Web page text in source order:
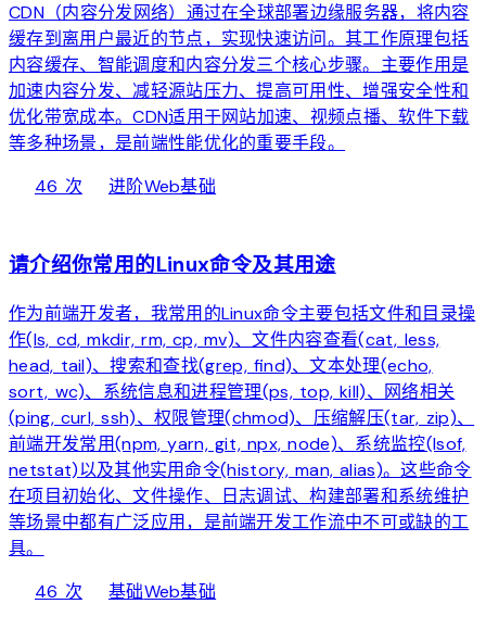
CDN（内容分发网络）通过在全球部署边缘服务器，将内容
缓存到离用户最近的节点，实现快速访问。其工作原理包括
内容缓存、智能调度和内容分发三个核心步骤。主要作用是
加速内容分发、减轻源站压力、提高可用性、增强安全性和
优化带宽成本。CDN适用于网站加速、视频点播、软件下载
等多种场景，是前端性能优化的重要手段。
46 次bolt进阶Web基础chevron_right
请介绍你常用的Linux命令及其用途
作为前端开发者，我常用的Linux命令主要包括文件和目录操
作(ls, cd, mkdir, rm, cp, mv)、文件内容查看(cat, less,
head, tail)、搜索和查找(grep, find)、文本处理(echo,
sort, wc)、系统信息和进程管理(ps, top, kill)、网络相关
(ping, curl, ssh)、权限管理(chmod)、压缩解压(tar, zip)、
前端开发常用(npm, yarn, git, npx, node)、系统监控(lsof,
netstat)以及其他实用命令(history, man, alias)。这些命令
在项目初始化、文件操作、日志调试、构建部署和系统维护
等场景中都有广泛应用，是前端开发工作流中不可或缺的工
具。
46 次bolt基础Web基础chevron_right